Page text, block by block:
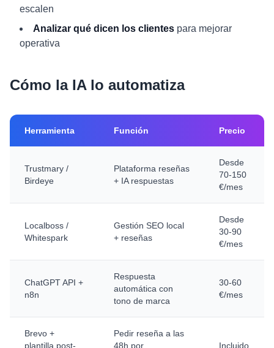
escalen
Analizar qué dicen los clientes para mejorar
operativa
Cómo la IA lo automatiza
Herramienta Función Precio
Trustmary /
Birdeye
Plataforma reseñas
+ IA respuestas
Desde
70-150
€/mes
Localboss /
Whitespark
Gestión SEO local
+ reseñas
Desde
30-90
€/mes
ChatGPT API +
n8n
Respuesta
automática con
tono de marca
30-60
€/mes
Brevo +
plantilla post-
Pedir reseña a las
48h por
Incluido